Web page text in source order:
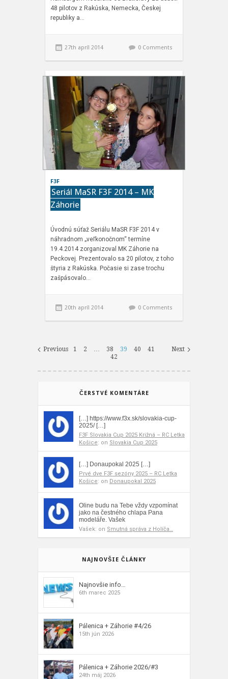
48 pilotov z Rakúska, Nemecka, Českej
republiky a…
27th apríl 2014 0 Comments
F3F
Seriál MaSR F3F 2014 – MK
Záhorie
Úvodnú súťaž Seriálu MaSR F3F 2014 v
náhradnom „veľkonočnom“ termíne
19.4.2014 zorganizoval MK Záhorie na
Peckovej. Prezentovalo sa 20 pilotov, z toho
štyria z Rakúska. Počasie si zase trochu
zašpásovalo…
20th apríl 2014 0 Comments
Previous Next
1 2 … 38 39 40
41
42
ČERSTVÉ KOMENTÁRE
[…] https://www.f3x.sk/slovakia-cup-
2025/ […]
F3F Slovakia Cup 2025 Križná – RC Letka
Košice: on Slovakia Cup 2025
[…] Donaupokal 2025 […]
Prvé dve F3F sezóny 2025 – RC Letka
Košice: on Donaupokal 2025
Oline budu na Tebe vždy vzpomínat
jako na čestného chlapa Pana
modeláře. Vašek
Vašek: on Smutná správa z Holíča…
NAJNOVŠIE ČLÁNKY
Najnovšie info…
6th marec 2025
Pálenica + Záhorie #4/26
15th jún 2026
Pálenica + Záhorie 2026/#3
24th máj 2026